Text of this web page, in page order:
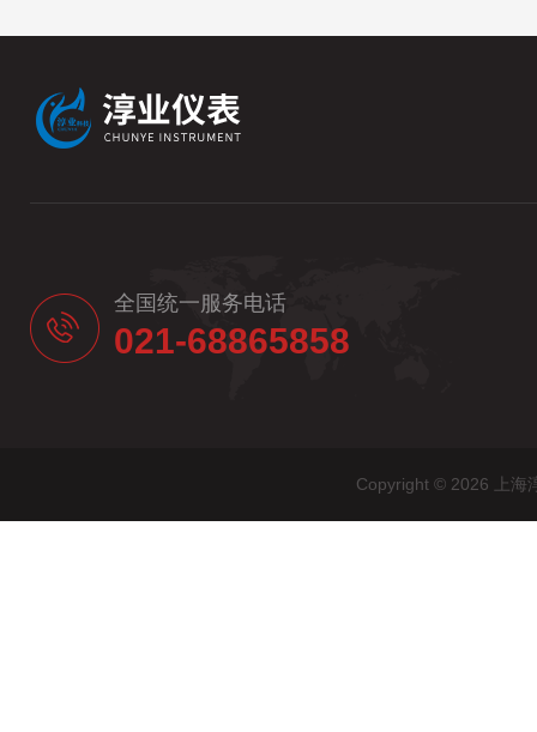
全国统一服务电话
021-68865858
Copyright © 2026 上